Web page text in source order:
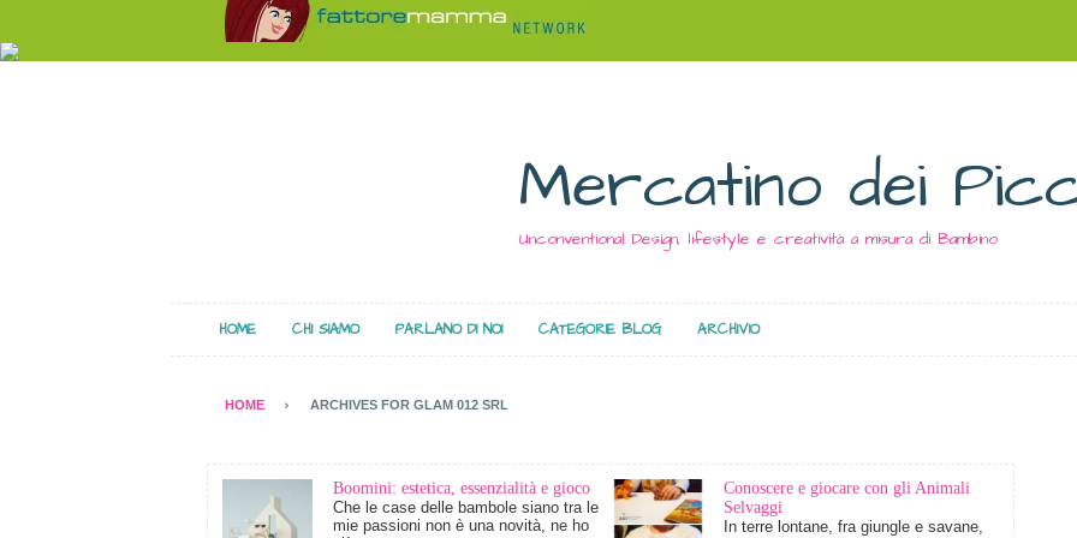
Mercatino dei
Unconventional Design, lifestyle e creatività a misura di Bambino
HOME CHI SIAMO PARLANO DI NOI CATEGORIE BLOG ARCHIVIO
HOME ARCHIVES FOR GLAM 012 SRL
Boomini: estetica, essenzialità e gioco
Che le case delle bambole siano tra le
mie passioni non è una novità, ne ho
Conoscere e giocare con gli Animali
Selvaggi
In terre lontane, fra giungle e savane,